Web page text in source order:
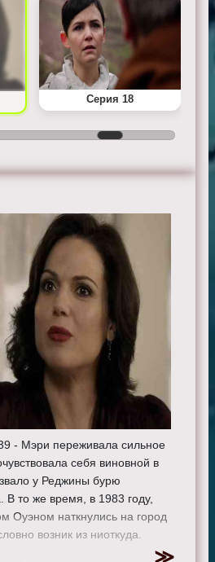
Серия 18
- Мэри переживала сильное
себя виновной в
у Реджины бурю
В то же время, в 1983 году,
Оуэном наткнулись на город
возник из ниоткуда.